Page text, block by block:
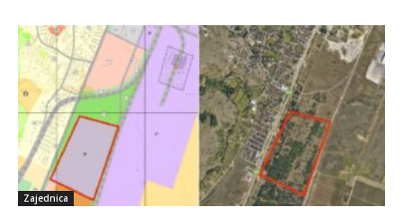
Zajednica